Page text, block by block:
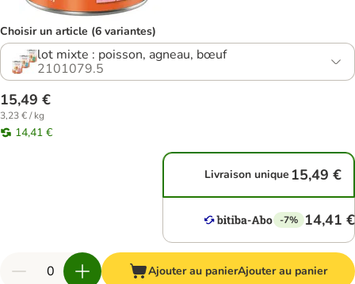
Choisir un article (6 variantes)
lot mixte : poisson, agneau, bœuf
2101079.5
15,49 €
3,23 € / kg
14,41 €
Livraison unique 15,49 €
-7% 14,41 €
Ajouter au panierAjouter au panier